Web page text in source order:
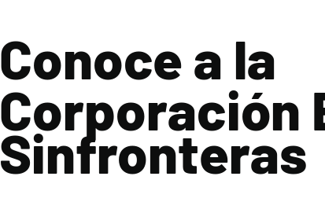
Conoce a la
Corporación
Sinfronteras